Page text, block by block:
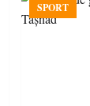
SPORT